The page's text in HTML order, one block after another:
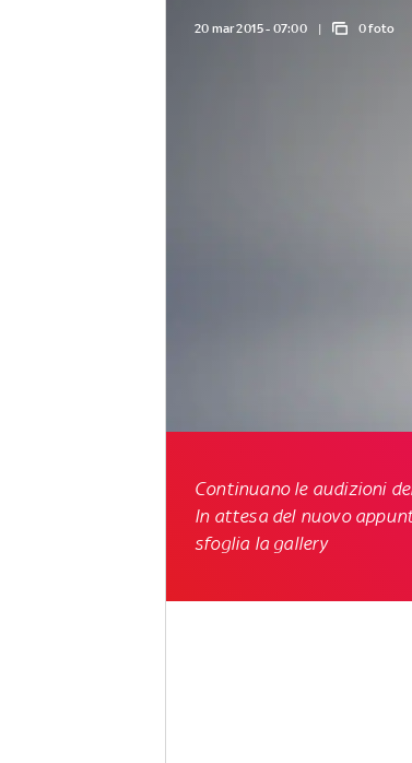
20 mar 2015 - 07:00 0 foto
Continuano le audizioni
In attesa del nuovo
sfoglia la gallery